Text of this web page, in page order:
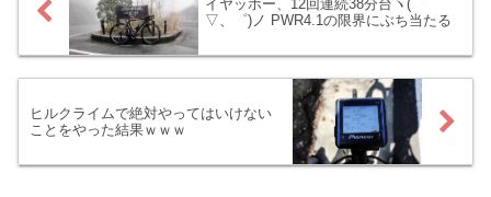
イヤッホー、12回連続38分台ヽ(゜
▽、゜)ノ PWR4.1の限界にぶち当たる
ヒルクライムで絶対やってはいけない
ことをやった結果ｗｗｗ